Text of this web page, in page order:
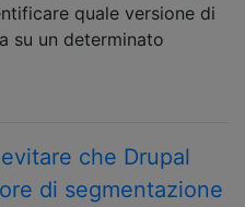
quale versione di
su un determinato
che Drupal
di segmentazione